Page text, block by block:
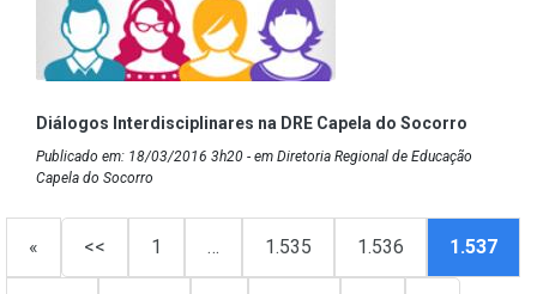
Diálogos Interdisciplinares na DRE Capela do Socorro
Publicado em: 18/03/2016 3h20 - em Diretoria Regional de Educação
Capela do Socorro
« << 1 … 1.535 1.536 1.537